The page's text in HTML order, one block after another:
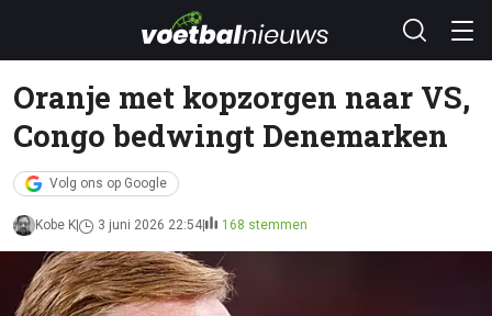
Oranje met kopzorgen naar VS,
Congo bedwingt Denemarken
Volg ons op Google
Kobe K 3 juni 2026 22:54 168 stemmen